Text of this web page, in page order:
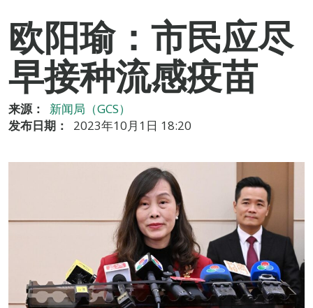
欧阳瑜：市民应尽
早接种流感疫苗
来源：
新闻局（GCS）
发布日期：
2023年10月1日 18:20